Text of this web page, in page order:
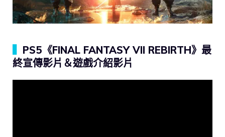
PS5《FINAL FANTASY VII REBIRTH》最
終宣傳影片＆遊戲介紹影片